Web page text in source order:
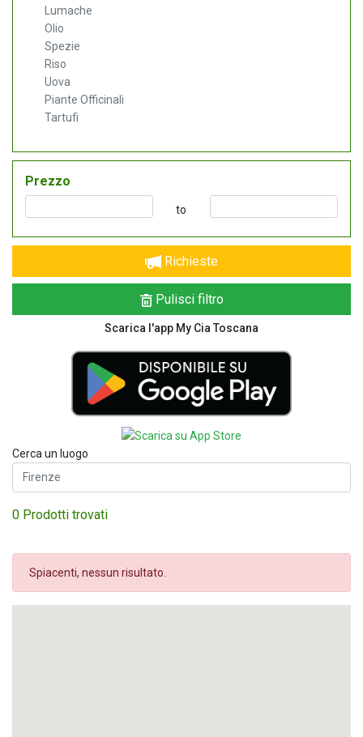
Lumache
Olio
Spezie
Riso
Uova
Piante Officinali
Tartufi
Prezzo
to
Richieste
Pulisci filtro
Scarica l'app My Cia Toscana
Cerca un luogo
0 Prodotti trovati
Spiacenti, nessun risultato.